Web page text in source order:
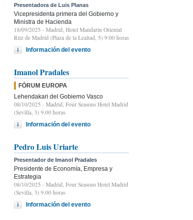
Presentadora de Luis Planas
Vicepresidenta primera del Gobierno y
Ministra de Hacienda
18/09/2025 - Madrid, Hotel Mandarin Oriental
Ritz de Madrid (Plaza de la Lealtad, 5) 9:00 horas
Información del evento
Imanol Pradales
FÓRUM EUROPA
Lehendakari del Gobierno Vasco
08/10/2025 - Madrid, Four Seasons Hotel Madrid
(Sevilla, 3) 9.00 horas
Información del evento
Pedro Luis Uriarte
Presentador de Imanol Pradales
Presidente de Economía, Empresa y
Estrategia
08/10/2025 - Madrid, Four Seasons Hotel Madrid
(Sevilla, 3) 9.00 horas
Información del evento